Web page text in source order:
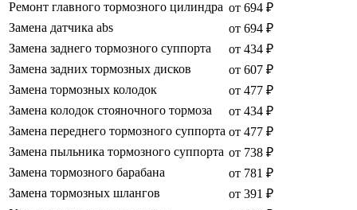
Ремонт главного тормозного цилиндра от 694 ₽
Замена датчика abs
от 694 ₽
Замена заднего тормозного суппорта
от 434 ₽
Замена задних тормозных дисков
от 607 ₽
Замена тормозных колодок
от 477 ₽
Замена колодок стояночного тормоза
от 434 ₽
Замена переднего тормозного суппорта от 477 ₽
Замена пыльника тормозного суппорта от 738 ₽
Замена тормозного барабана
от 781 ₽
Замена тормозных шлангов
от 391 ₽